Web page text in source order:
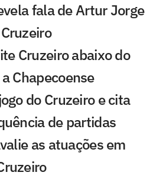
fala de Artur Jorge
Cruzeiro abaixo do
Chapecoense
do Cruzeiro e cita
de partidas
as atuações em